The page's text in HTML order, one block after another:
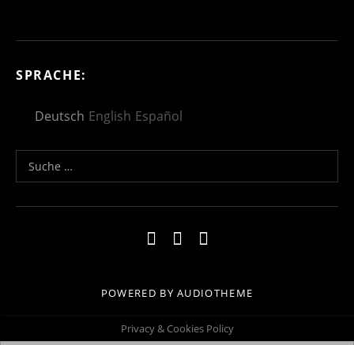
SPRACHE:
Deutsch English Español
Suche nach:
Social Media Profiles
Impressum
Kontakt
POWERED BYAUDIOTHEME
Privacy & Cookies Policy